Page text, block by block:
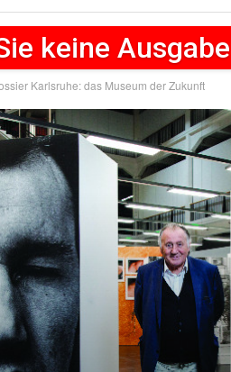
keine Ausgabe
Karlsruhe: das Museum der Zukunft